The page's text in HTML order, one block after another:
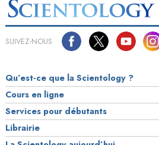
SUIVEZ-NOUS
Qu’est-ce que la Scientology ?
Cours en ligne
Services pour débutants
Librairie